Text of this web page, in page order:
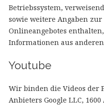
Betriebssystem,
sowie weitere Angaben
Onlineangebotes
Informationen aus
Youtube
Wir binden die Videos der
Anbieters Google LLC,